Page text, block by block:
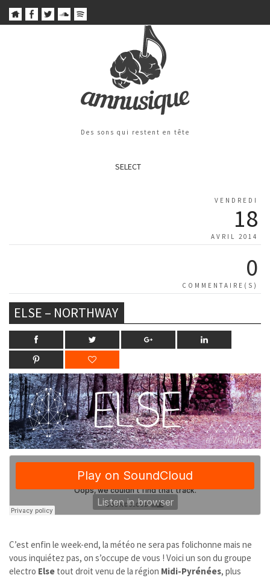
Des sons qui restent en tête
SELECT
VENDREDI
18
AVRIL 2014
0
COMMENTAIRE(S)
ELSE – NORTHWAY
C’est enfin le week-end, la météo ne sera pas folichonne mais ne
vous inquiétez pas, on s’occupe de vous ! Voici un son du groupe
electro Else tout droit venu de la région Midi-Pyrénées, plus